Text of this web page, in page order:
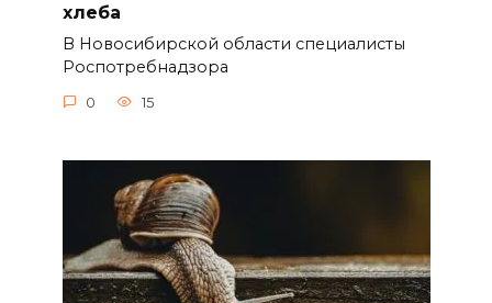
хлеба
В Новосибирской области специалисты
Роспотребнадзора
0 15